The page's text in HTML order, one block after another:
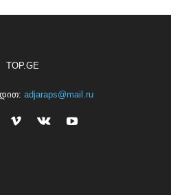
adjaraps@mail.ru